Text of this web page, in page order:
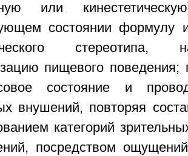
или
состоянии формулу
стереотипа,
пищевого поведения;
состояние и
внушений, повторяя
категорий
посредством